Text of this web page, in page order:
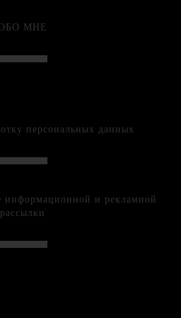
МНЕ
персональных данных
информационной и рекламной
рассылки